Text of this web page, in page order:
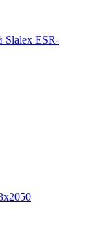
Slalex ESR-